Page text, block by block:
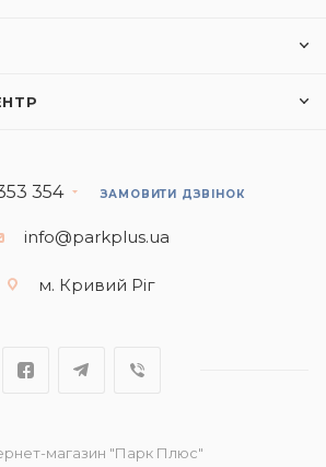
354 ЗАМОВИТИ ДЗВІНОК
info@parkplus.ua
м. Кривий Ріг
магазин "Парк Плюс"